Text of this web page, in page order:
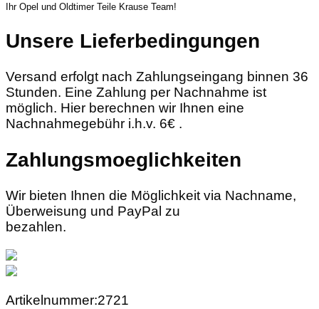
Ihr Opel und Oldtimer Teile Krause Team!
Unsere Lieferbedingungen
Versand erfolgt nach Zahlungseingang binnen 36
Stunden. Eine Zahlung per Nachnahme ist
möglich. Hier berechnen wir Ihnen eine
Nachnahmegebühr i.h.v. 6€ .
Zahlungsmoeglichkeiten
Wir bieten Ihnen die Möglichkeit via Nachname,
Überweisung und PayPal zu
bezahlen.
Artikelnummer:2721